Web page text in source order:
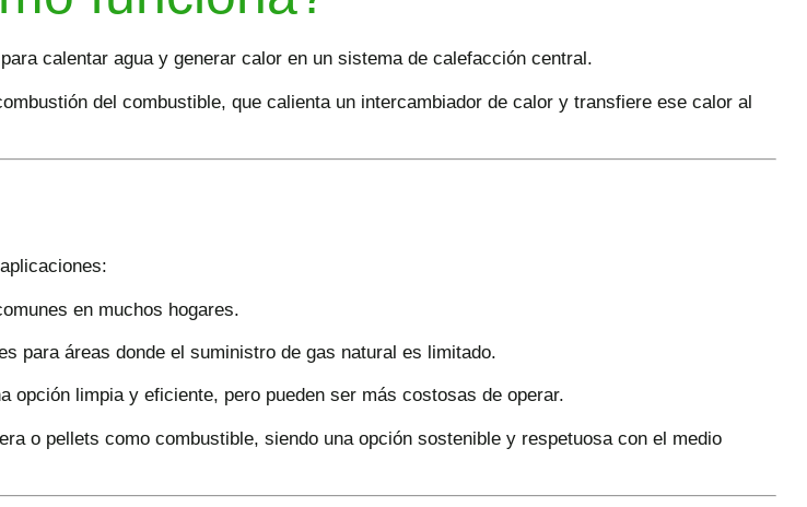
calentar agua y generar calor en un sistema de calefacción central.
del combustible, que calienta un intercambiador de calor y transfiere ese calor al
en muchos hogares.
para áreas donde el suministro de gas natural es limitado.
opción limpia y eficiente, pero pueden ser más costosas de operar.
o pellets como combustible, siendo una opción sostenible y respetuosa con el medio